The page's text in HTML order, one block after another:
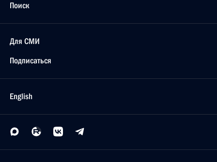
Поиск
Для СМИ
Подписаться
English